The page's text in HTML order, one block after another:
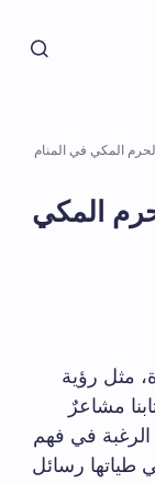
المكي في المنام
المكي
مثل رؤية
مشاعرٌ
الرغبة في فهم
طياتها رسائل